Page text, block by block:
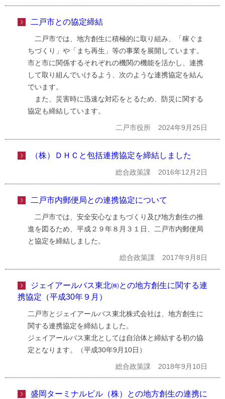
二戸市との協定締結
二戸市では、地方創生に積極的に取り組み、「稼ぐま
ちづくり」や「まち再生」等の事業を展開しています。
市と市に関係するそれぞれの機関の機能を活かし、連携
して取り組んでいけるよう、次のような連携協定を結ん
でいます。
また、災害時に迅速な対応をとるため、防災に関する
協定も締結しています。
二戸市役所 2024年9月25日
（株）ＤＨＣと包括連携協定を締結しました
総合政策課 2016年12月2日
二戸市内郵便局との連携協定について
二戸市では、安全安心なまちづくり及び地方創生の推
進を図るため、平成２９年８月３１日、二戸市内郵便局
と協定を締結しました。
総合政策課 2017年9月8日
ジェイアールバス東北㈱との地方創生に関する連
携協定（平成30年９月）
二戸市とジェイアールバス東北株式会社は、地方創生に
関する連携協定を締結しました。
ジェイアールバス東北としては自治体と締結する初の協
定となります。（平成30年9月10日）
総合政策課 2018年9月10日
盛岡ターミナルビル（株）との地方創生の連携に